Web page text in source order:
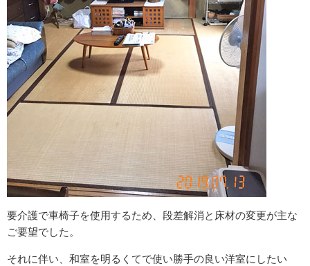
要介護で車椅子を使用するため、段差解消と床材の変更が主な
ご要望でした。
それに伴い、和室を明るくてで使い勝手の良い洋室にしたい